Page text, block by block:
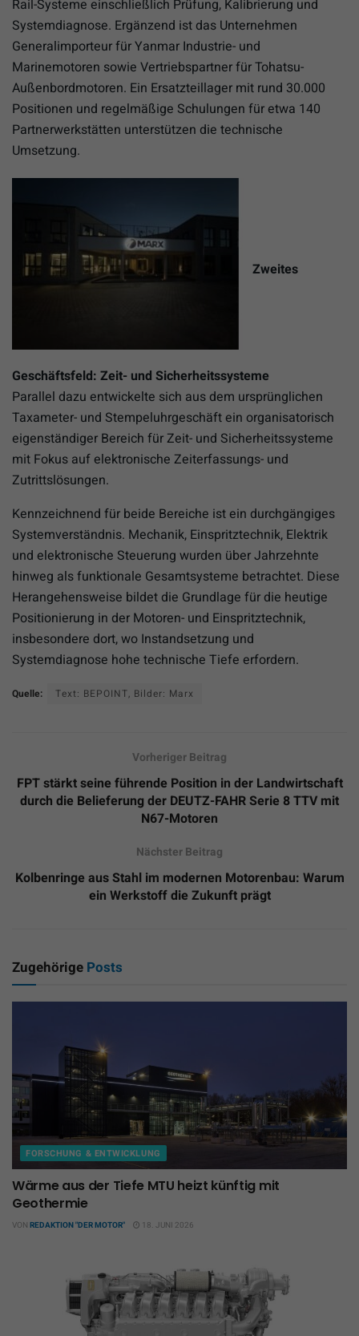
Rail-Systeme einschließlich Prüfung, Kalibrierung und
Systemdiagnose. Ergänzend ist das Unternehmen
Generalimporteur für Yanmar Industrie- und
Marinemotoren sowie Vertriebspartner für Tohatsu-
Außenbordmotoren. Ein Ersatzteillager mit rund 30.000
Positionen und regelmäßige Schulungen für etwa 140
Partnerwerkstätten unterstützen die technische
Umsetzung.
Zweites
Geschäftsfeld: Zeit- und Sicherheitssysteme
Parallel dazu entwickelte sich aus dem ursprünglichen
Taxameter- und Stempeluhrgeschäft ein organisatorisch
eigenständiger Bereich für Zeit- und Sicherheitssysteme
mit Fokus auf elektronische Zeiterfassungs- und
Zutrittslösungen.
Kennzeichnend für beide Bereiche ist ein durchgängiges
Systemverständnis. Mechanik, Einspritztechnik, Elektrik
und elektronische Steuerung wurden über Jahrzehnte
hinweg als funktionale Gesamtsysteme betrachtet. Diese
Herangehensweise bildet die Grundlage für die heutige
Positionierung in der Motoren- und Einspritztechnik,
insbesondere dort, wo Instandsetzung und
Systemdiagnose hohe technische Tiefe erfordern.
Quelle: Text: BEPOINT, Bilder: Marx
Vorheriger Beitrag
FPT stärkt seine führende Position in der Landwirtschaft
durch die Belieferung der DEUTZ-FAHR Serie 8 TTV mit
N67-Motoren
Nächster Beitrag
Kolbenringe aus Stahl im modernen Motorenbau: Warum
ein Werkstoff die Zukunft prägt
Zugehörige Posts
FORSCHUNG & ENTWICKLUNG
Wärme aus der Tiefe MTU heizt künftig mit
Geothermie
VON REDAKTION "DER MOTOR" 18. JUNI 2026